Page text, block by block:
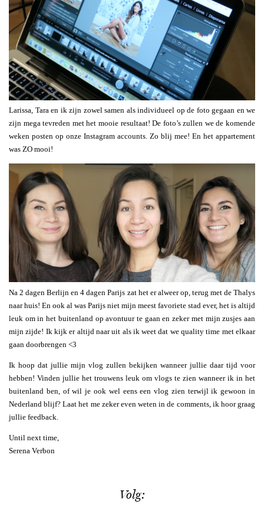
Larissa, Tara en ik zijn zowel samen als individueel op de foto gegaan en we
zijn mega tevreden met het mooie resultaat! De foto’s zullen we de komende
weken posten op onze Instagram accounts. Zo blij mee! En het appartement
was ZO mooi!
Na 2 dagen Berlijn en 4 dagen Parijs zat het er alweer op, terug met de Thalys
naar huis! En ook al was Parijs niet mijn meest favoriete stad ever, het is altijd
leuk om in het buitenland op avontuur te gaan en zeker met mijn zusjes aan
mijn zijde! Ik kijk er altijd naar uit als ik weet dat we quality time met elkaar
gaan doorbrengen <3
Ik hoop dat jullie mijn vlog zullen bekijken wanneer jullie daar tijd voor
hebben! Vinden jullie het trouwens leuk om vlogs te zien wanneer ik in het
buitenland ben, of wil je ook wel eens een vlog zien terwijl ik gewoon in
Nederland blijf? Laat het me zeker even weten in de comments, ik hoor graag
jullie feedback.
Until next time,
Serena Verbon
Volg: